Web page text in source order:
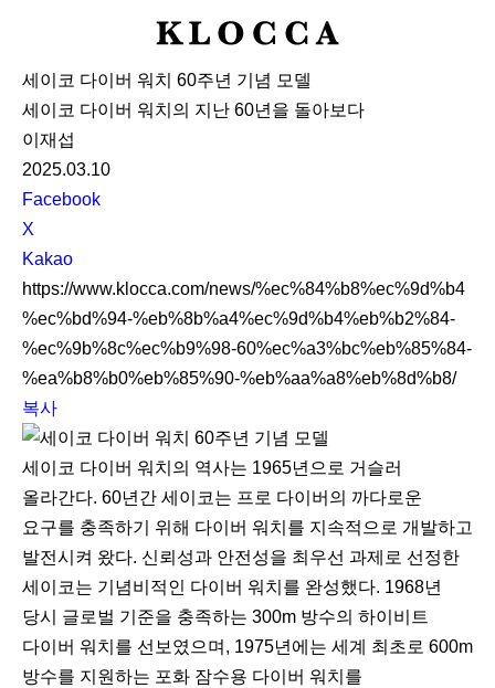
K
O
C
세이코 다이버 워치 60주년 기념 모델
세이코 다이버 워치의 지난 60년을 돌아보다
이재섭
2025.03.10
S
N
S
S
h
a
r
e
Facebook
X
Kakao
https://www.klocca.com/news/%ec%84%b8%ec%9d%b4
%ec%bd%94-%eb%8b%a4%ec%9d%b4%eb%b2%84-
%ec%9b%8c%ec%b9%98-60%ec%a3%bc%eb%85%84-
%ea%b8%b0%eb%85%90-%eb%aa%a8%eb%8d%b8/
복사
세이코 다이버 워치의 역사는 1965년으로 거슬러
올라간다. 60년간 세이코는 프로 다이버의 까다로운
요구를 충족하기 위해 다이버 워치를 지속적으로 개발하고
발전시켜 왔다. 신뢰성과 안전성을 최우선 과제로 선정한
세이코는 기념비적인 다이버 워치를 완성했다. 1968년
당시 글로벌 기준을 충족하는 300m 방수의 하이비트
다이버 워치를 선보였으며, 1975년에는 세계 최초로 600m
방수를 지원하는 포화 잠수용 다이버 워치를